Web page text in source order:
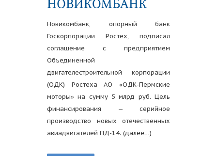
Новикомбанк, опорный банк
Госкорпорации Ростех, подписал
соглашение с предприятием
Объединенной
двигателестроительной корпорации
(ОДК) Ростеха АО «ОДК-Пермские
моторы» на сумму 5 млрд руб. Цель
финансирования — серийное
производство новых отечественных
авиадвигателей ПД-14. (далее…)